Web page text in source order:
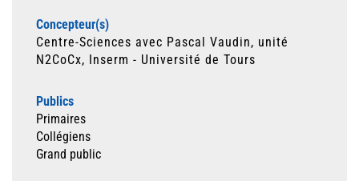
Concepteur(s)
Centre-Sciences avec Pascal Vaudin, unité
N2CoCx, Inserm - Université de Tours
Publics
Primaires
Collégiens
Grand public